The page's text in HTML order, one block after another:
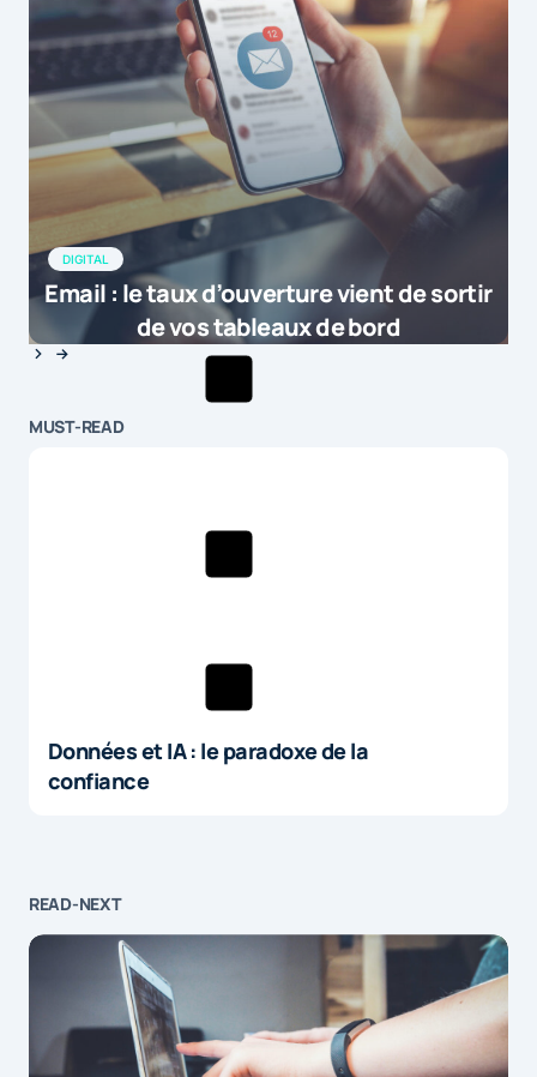
DIGITAL
Email : le taux d’ouverture vient de sortir
de vos tableaux de bord
MUST-READ
Données et IA : le paradoxe de la
confiance
READ-NEXT